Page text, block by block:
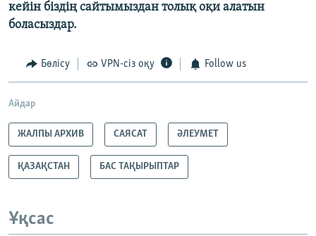
кейін біздің сайтымыздан толық оқи алатын
боласыздар.
Бөлісу VPN-сіз оқу Follow us
Айдар
ЖАЛПЫ АРХИВ САЯСАТ ӘЛЕУМЕТ
ҚАЗАҚСТАН БАС ТАҚЫРЫПТАР
Ұқсас